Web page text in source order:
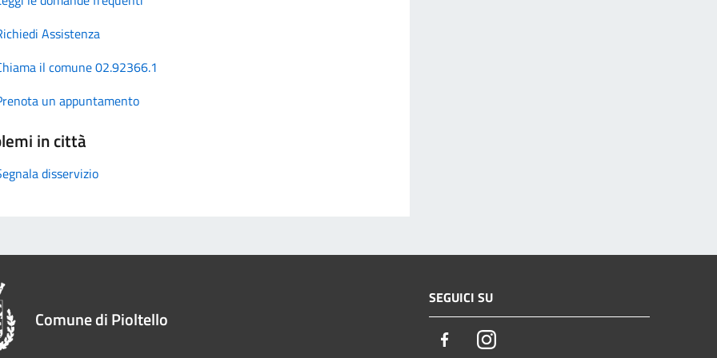
Assistenza
il comune 02.92366.1
un appuntamento
in città
disservizio
Comune di Pioltello
SEGUICI SU
FacebookInstagram